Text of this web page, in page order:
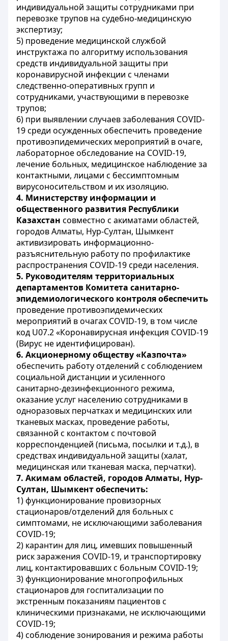
индивидуальной защиты сотрудниками при
перевозке трупов на судебно-медицинскую
экспертизу;
5) проведение медицинской службой
инструктажа по алгоритму использования
средств индивидуальной защиты при
коронавирусной инфекции с членами
следственно-оперативных групп и
сотрудниками, участвующими в перевозке
трупов;
6) при выявлении случаев заболевания COVID-
19 среди осужденных обеспечить проведение
противоэпидемических мероприятий в очаге,
лабораторное обследование на COVID-19,
лечение больных, медицинское наблюдение за
контактными, лицами с бессимптомным
вирусоносительством и их изоляцию.
4. Министерству информации и
общественного развития Республики
Казахстан совместно с акиматами областей,
городов Алматы, Нур-Султан, Шымкент
активизировать информационно-
разъяснительную работу по профилактике
распространения COVID-19 среди населения.
5. Руководителям территориальных
департаментов Комитета санитарно-
эпидемиологического контроля обеспечить
проведение противоэпидемических
мероприятий в очагах COVID-19, в том числе
код U07.2 «Коронавирусная инфекция COVID-19
(Вирус не идентифицирован).
6. Акционерному обществу «Казпочта»
обеспечить работу отделений с соблюдением
социальной дистанции и усиленного
санитарно-дезинфекционного режима,
оказание услуг населению сотрудниками в
одноразовых перчатках и медицинских или
тканевых масках, проведение работы,
связанной с контактом с почтовой
корреспонденцией (письма, посылки и т.д.), в
средствах индивидуальной защиты (халат,
медицинская или тканевая маска, перчатки).
7. Акимам областей, городов Алматы, Hyp-
Султан, Шымкент обеспечить:
1) функционирование провизорных
стационаров/отделений для больных с
симптомами, не исключающими заболевания
COVID-19;
2) карантин для лиц, имевших повышенный
риск заражения COVID-19, и транспортировку
лиц, контактировавших с больным COVID-19;
3) функционирование многопрофильных
стационаров для госпитализации по
экстренным показаниям пациентов с
клиническими признаками, не исключающими
COVID-19;
4) соблюдение зонирования и режима работы